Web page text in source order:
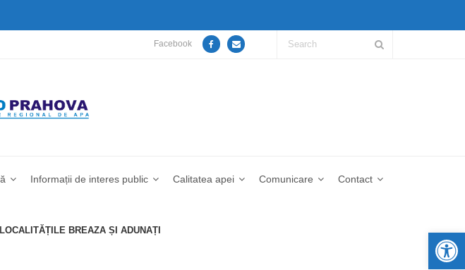
Facebook
Informații de interes public Calitatea apei Comunicare Contact
BREAZA ȘI ADUNAȚI